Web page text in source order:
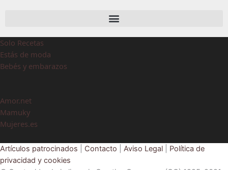
Solo Recetas
Estás de moda
Bebés y embarazos
Amor.net
Mamuky
Mujeres.es
Artículos patrocinados Contacto Aviso Legal
Política de
privacidad y cookies